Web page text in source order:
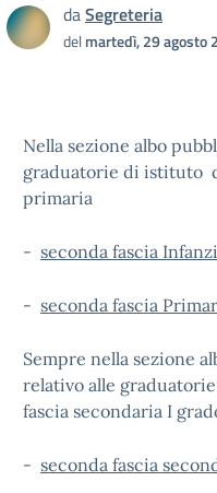
daSegreteria
delmartedì, 29 agosto
Nella sezione albo
graduatorie di istituto
primaria
- seconda fascia
- seconda fascia
Sempre nella sezione
relativo alle
fascia secondaria I
- seconda fascia